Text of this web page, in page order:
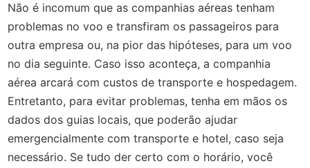
Não é incomum que as companhias aéreas tenham
problemas no voo e transfiram os passageiros para
outra empresa ou, na pior das hipóteses, para um voo
no dia seguinte. Caso isso aconteça, a companhia
aérea arcará com custos de transporte e hospedagem.
Entretanto, para evitar problemas, tenha em mãos os
dados dos guias locais, que poderão ajudar
emergencialmente com transporte e hotel, caso seja
necessário. Se tudo der certo com o horário, você